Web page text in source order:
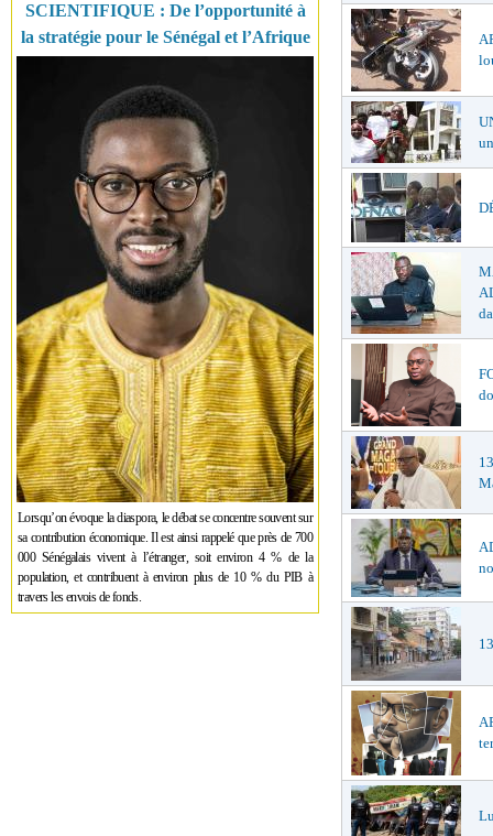
SCIENTIFIQUE : De l’opportunité à
la stratégie pour le Sénégal et l’Afrique
Lorsqu’on évoque la diaspora, le débat se concentre souvent sur
sa contribution économique. Il est ainsi rappelé que près de 700
000 Sénégalais vivent à l’étranger, soit environ 4 % de la
population, et contribuent à environ plus de 10 % du PIB à
travers les envois de fonds.